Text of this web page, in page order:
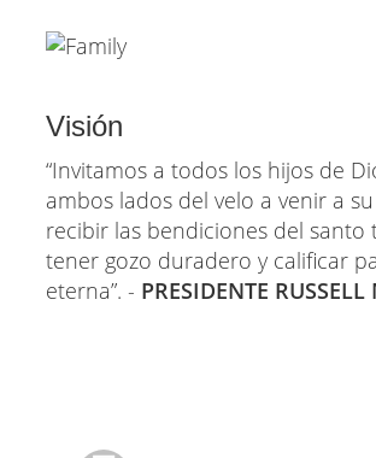
Visión
“Invitamos a todos los hijos de
ambos lados del velo a venir a
recibir las bendiciones del santo
tener gozo duradero y calificar
eterna”. - PRESIDENTE